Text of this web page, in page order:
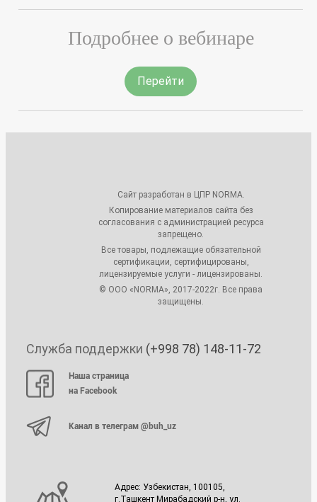
Подробнее о вебинаре
Перейти
Сайт разработан в ЦПР NORMA.
Копирование материалов сайта без
согласования с администрацией ресурса
запрещено.
Все товары, подлежащие обязательной
сертификации, сертифицированы,
лицензируемые услуги - лицензированы.
© ООО «NORMA», 2017-2022г. Все права
защищены.
Служба поддержки (+998 78) 148-11-72
Наша страница
на Facebook
Канал в телеграм @buh_uz
Адрес: Узбекистан, 100105,
г.Ташкент Мирабадский р-н, ул.